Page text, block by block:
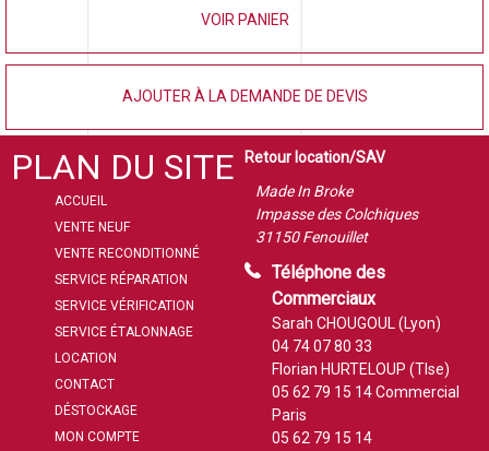
VOIR PANIER
AJOUTER À LA DEMANDE DE DEVIS
PLAN DU SITE
ACCUEIL
VENTE NEUF
VENTE RECONDITIONNÉ
SERVICE RÉPARATION
SERVICE VÉRIFICATION
SERVICE ÉTALONNAGE
LOCATION
CONTACT
DÉSTOCKAGE
MON COMPTE
Retour location/SAV
Made In Broke
Impasse des Colchiques
31150 Fenouillet
Téléphone des
Commerciaux
Sarah CHOUGOUL (Lyon)
04 74 07 80 33
Florian HURTELOUP (Tlse)
05 62 79 15 14Commercial
Paris
05 62 79 15 14